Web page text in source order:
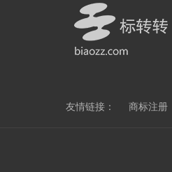
友情链接： 商标注册